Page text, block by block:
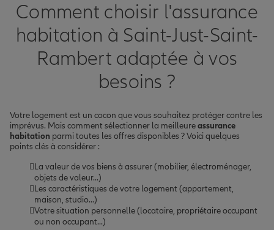
Comment choisir l'assurance
habitation à Saint-Just-Saint-
Rambert adaptée à vos
besoins ?
Votre logement est un cocon que vous souhaitez protéger contre les
imprévus. Mais comment sélectionner la meilleureassurance
habitation parmi toutes les offres disponibles ? Voici quelques
points clés à considérer :
La valeur de vos biens à assurer (mobilier, électroménager,
objets de valeur...)
Les caractéristiques de votre logement (appartement,
maison, studio...)
Votre situation personnelle (locataire, propriétaire occupant
ou non occupant...)